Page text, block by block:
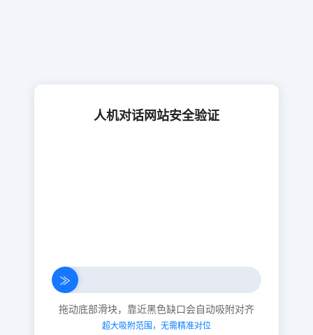
人机对话网站安全验证
≫
拖动底部滑块，靠近黑色缺口会自动吸附对齐
超大吸附范围，无需精准对位